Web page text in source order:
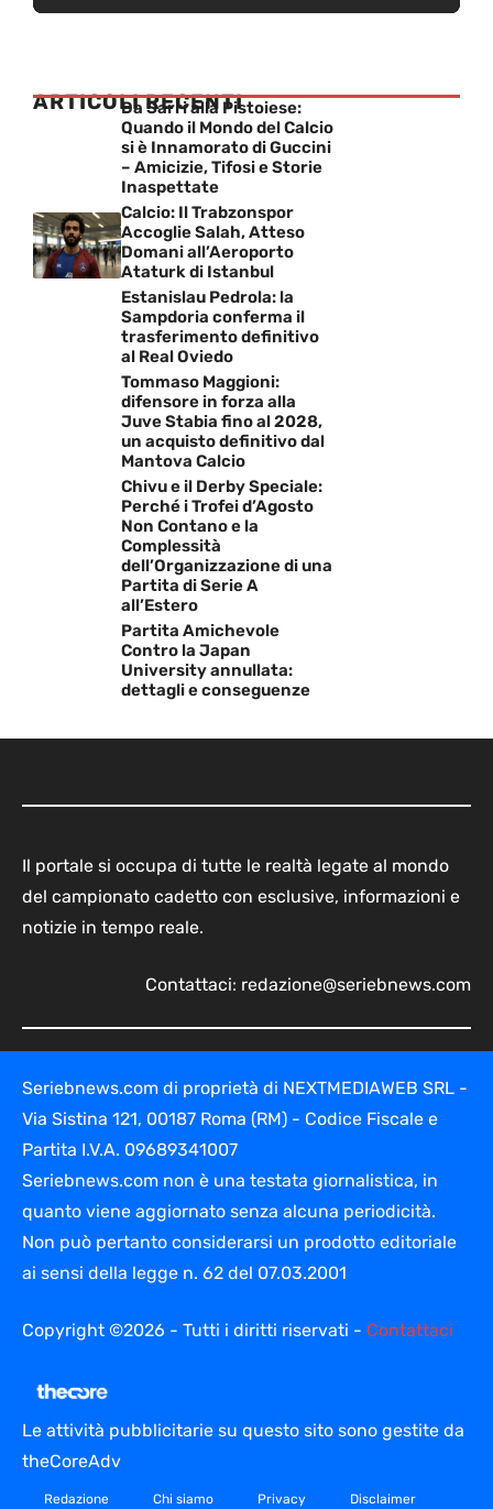
ARTICOLI RECENTI
Da Sarri alla Pistoiese:
Quando il Mondo del Calcio
si è Innamorato di Guccini
– Amicizie, Tifosi e Storie
Inaspettate
Calcio: Il Trabzonspor
Accoglie Salah, Atteso
Domani all’Aeroporto
Ataturk di Istanbul
Estanislau Pedrola: la
Sampdoria conferma il
trasferimento definitivo
al Real Oviedo
Tommaso Maggioni:
difensore in forza alla
Juve Stabia fino al 2028,
un acquisto definitivo dal
Mantova Calcio
Chivu e il Derby Speciale:
Perché i Trofei d’Agosto
Non Contano e la
Complessità
dell’Organizzazione di una
Partita di Serie A
all’Estero
Partita Amichevole
Contro la Japan
University annullata:
dettagli e conseguenze
Il portale si occupa di tutte le realtà legate al mondo
del campionato cadetto con esclusive, informazioni e
notizie in tempo reale.
Contattaci: redazione@seriebnews.com
Seriebnews.com di proprietà di NEXTMEDIAWEB SRL -
Via Sistina 121, 00187 Roma (RM) - Codice Fiscale e
Partita I.V.A. 09689341007
Seriebnews.com non è una testata giornalistica, in
quanto viene aggiornato senza alcuna periodicità.
Non può pertanto considerarsi un prodotto editoriale
ai sensi della legge n. 62 del 07.03.2001
Copyright ©2026 - Tutti i diritti riservati - Contattaci
Le attività pubblicitarie su questo sito sono gestite da
theCoreAdv
Redazione Chi siamo Privacy Disclaimer